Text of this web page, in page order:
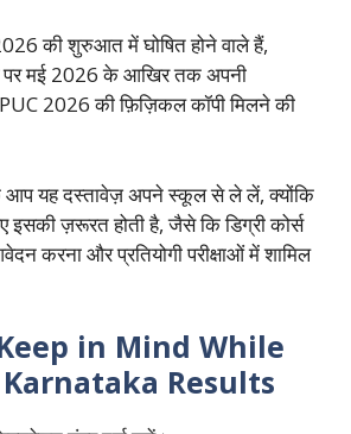
की शुरुआत में घोषित होने वाले हैं,
मई 2026 के आखिर तक अपनी
2026 की फ़िज़िकल कॉपी मिलने की
आप यह दस्तावेज़ अपने स्कूल से ले लें, क्योंकि
इसकी ज़रूरत होती है, जैसे कि डिग्री कोर्स
करना और प्रतियोगी परीक्षाओं में शामिल
in Mind While
Results